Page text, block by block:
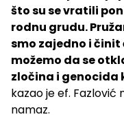
što su se vratili
rodnu grudu.
smo zajedno i činit
možemo da se
zločina i genocida
kazao je ef. Fazlović
namaz.